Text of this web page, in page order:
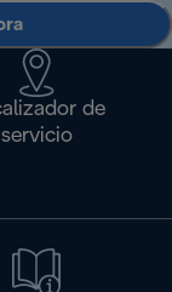
de
servicio